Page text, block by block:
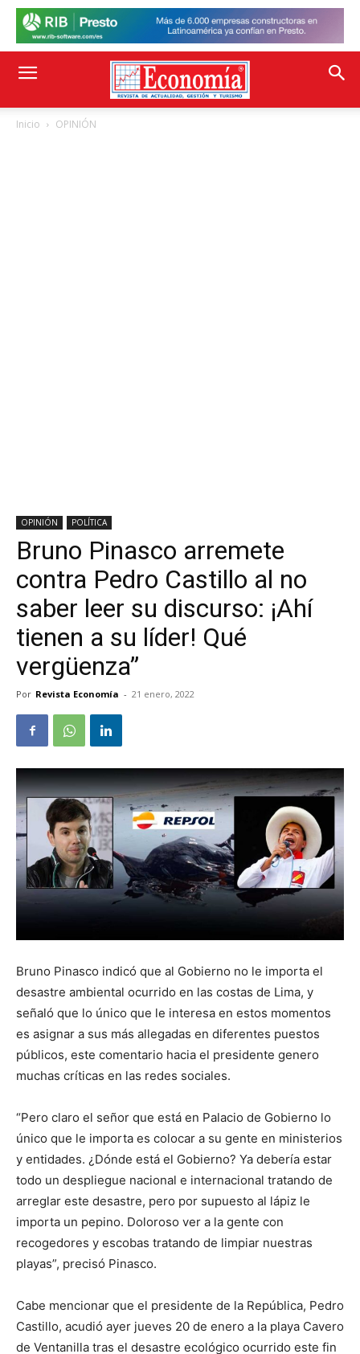
Inicio OPINIÓN
OPINIÓN POLÍTICA
Bruno Pinasco arremete
contra Pedro Castillo al no
saber leer su discurso: ¡Ahí
tienen a su líder! Qué
vergüenza”
Por Revista Economía - 21 enero, 2022
Bruno Pinasco indicó que al Gobierno no le importa el
desastre ambiental ocurrido en las costas de Lima, y
señaló que lo único que le interesa en estos momentos
es asignar a sus más allegadas en diferentes puestos
públicos, este comentario hacia el presidente genero
muchas críticas en las redes sociales.
“Pero claro el señor que está en Palacio de Gobierno lo
único que le importa es colocar a su gente en ministerios
y entidades. ¿Dónde está el Gobierno? Ya debería estar
todo un despliegue nacional e internacional tratando de
arreglar este desastre, pero por supuesto al lápiz le
importa un pepino. Doloroso ver a la gente con
recogedores y escobas tratando de limpiar nuestras
playas”, precisó Pinasco.
Cabe mencionar que el presidente de la República, Pedro
Castillo, acudió ayer jueves 20 de enero a la playa Cavero
de Ventanilla tras el desastre ecológico ocurrido este fin